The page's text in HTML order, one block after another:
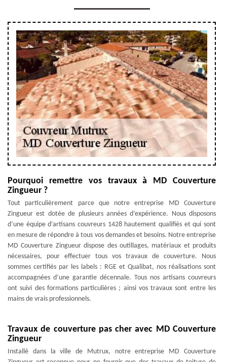
Pourquoi remettre vos travaux à MD Couverture
Zingueur ?
Tout particulièrement parce que notre entreprise MD Couverture
Zingueur est dotée de plusieurs années d’expérience. Nous disposons
d’une équipe d’artisans couvreurs 1428 hautement qualifiés et qui sont
en mesure de répondre à tous vos demandes et besoins. Notre entreprise
MD Couverture Zingueur dispose des outillages, matériaux et produits
nécessaires, pour effectuer tous vos travaux de couverture. Nous
sommes certifiés par les labels : RGE et Qualibat, nos réalisations sont
accompagnées d’une garantie décennale. Tous nos artisans couvreurs
ont suivi des formations particulières ; ainsi vos travaux sont entre les
mains de vrais professionnels.
Travaux de couverture pas cher avec MD Couverture
Zingueur
Installé dans la ville de Mutrux, notre entreprise MD Couverture